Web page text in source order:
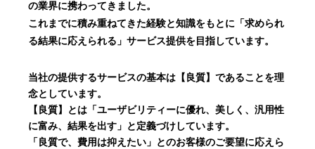
の業界に携わってきました。
これまでに積み重ねてきた経験と知識をもとに「求められ
る結果に応えられる」サービス提供を目指しています。
当社の提供するサービスの基本は【良質】であることを理
念としています。
【良質】とは「ユーザビリティーに優れ、美しく、汎用性
に富み、結果を出す」と定義づけしています。
「良質で、費用は抑えたい」とのお客様のご要望に応えら